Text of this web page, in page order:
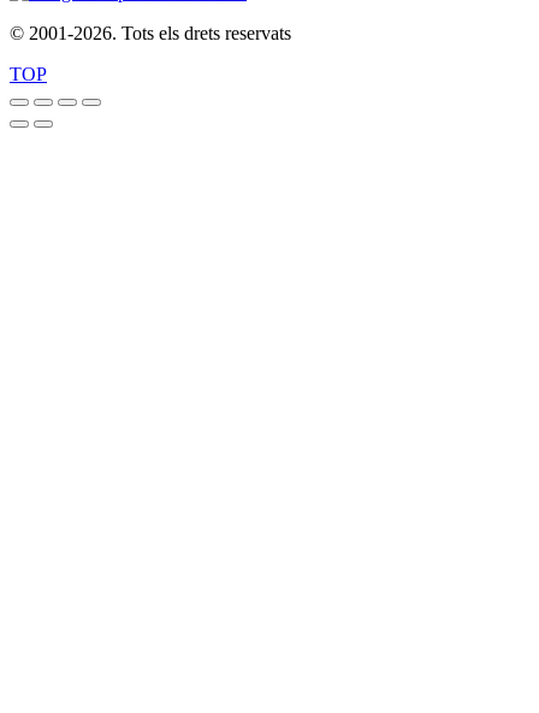
© 2001-2026. Tots els drets reservats
TOP